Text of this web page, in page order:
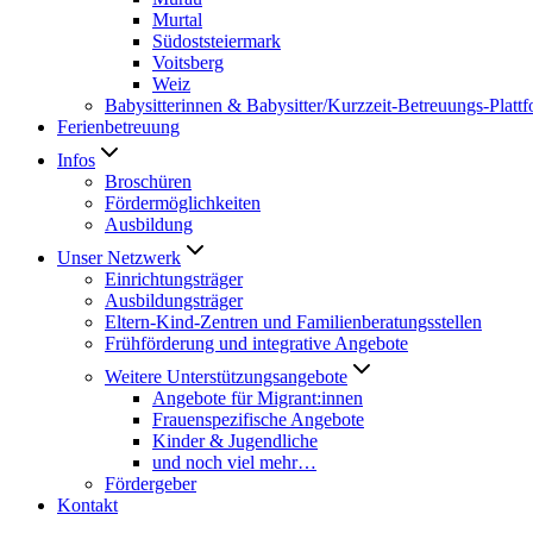
Murtal
Südoststeiermark
Voitsberg
Weiz
Babysitterinnen & Babysitter/Kurzzeit-Betreuungs-
Ferienbetreuung
Infos
Broschüren
Fördermöglichkeiten
Ausbildung
Unser Netzwerk
Einrichtungsträger
Ausbildungsträger
Eltern-Kind-Zentren und Familienberatungsstellen
Frühförderung und integrative Angebote
Weitere Unterstützungsangebote
Angebote für Migrant:innen
Frauenspezifische Angebote
Kinder & Jugendliche
und noch viel mehr…
Fördergeber
Kontakt